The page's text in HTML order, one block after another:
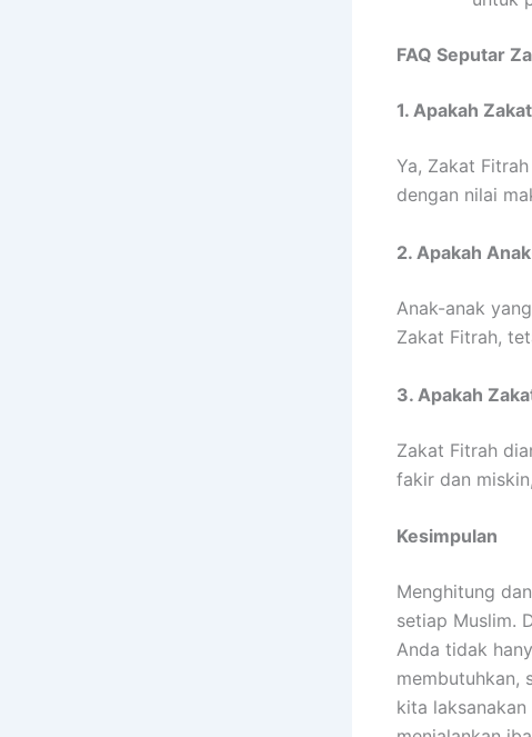
FAQ Seputar
1. Apakah
Ya, Zakat
dengan nilai
2. Apakah
Anak-anak
Zakat Fitrah,
3. Apakah
Zakat Fitrah
fakir dan
Kesimpulan
Menghitung
setiap Muslim.
Anda tidak
membutuhkan,
kita